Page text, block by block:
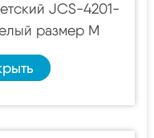
JCS-4201-
размер M